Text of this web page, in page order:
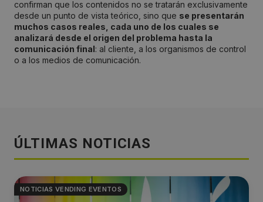
confirman que los contenidos no se tratarán exclusivamente
desde un punto de vista teórico, sino que se presentarán
muchos casos reales, cada uno de los cuales se
analizará desde el origen del problema hasta la
comunicación final: al cliente, a los organismos de control
o a los medios de comunicación.
ÚLTIMAS NOTICIAS
NOTICIAS VENDING EVENTOS